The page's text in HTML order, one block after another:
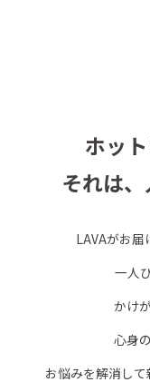
ホッ
それは、
LAVAがお届
一人
かけ
心身
お悩みを解消して